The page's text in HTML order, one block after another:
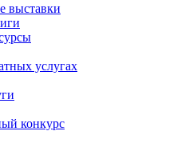
выставки
услугах
конкурс